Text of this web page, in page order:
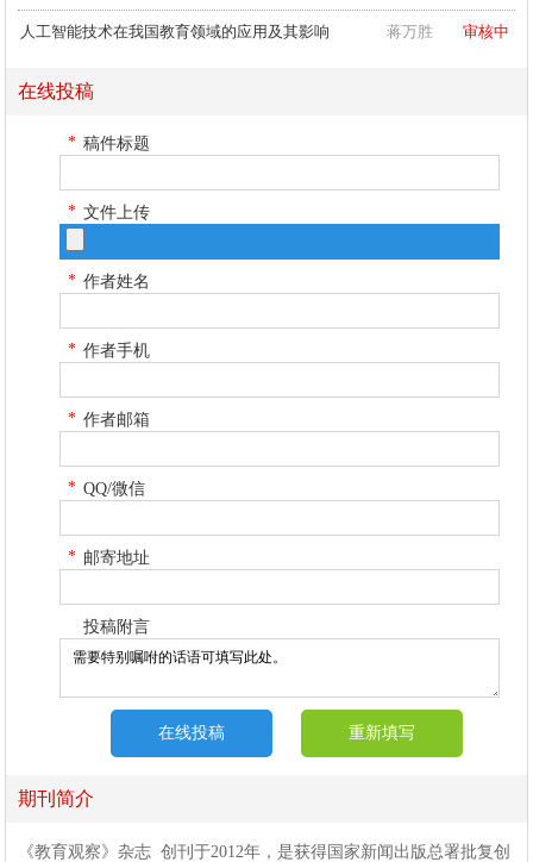
人工智能技术在我国教育领域的应用及其影响 审核中
蒋万胜
在线投稿
* 稿件标题
* 文件上传
* 作者姓名
* 作者手机
* 作者邮箱
* QQ/微信
* 邮寄地址
投稿附言
期刊简介
《教育观察》杂志 创刊于2012年，是获得国家新闻出版总署批复创